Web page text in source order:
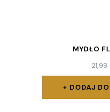
MYDŁO
21,99
DODAJ